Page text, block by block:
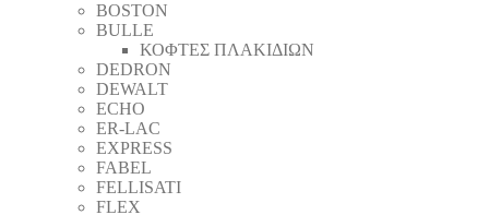
BOSTON
BULLE
ΚΟΦΤΕΣ ΠΛΑΚΙΔΙΩΝ
DEDRON
DEWALT
ECHO
ER-LAC
EXPRESS
FABEL
FELLISATI
FLEX